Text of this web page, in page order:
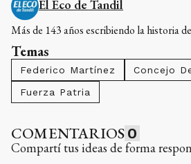
El Eco de Tandil
Más de 143 años escribiendo la historia
Temas
Federico Martínez
Concejo
Fuerza Patria
COMENTARIOS 0
Compartí tus ideas de forma